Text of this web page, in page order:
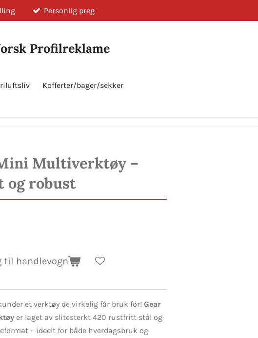
Personlig preg
Profilreklame
Kofferter/bager/sekker
Multiverktøy –
og robust
til handlevogn
et verktøy de virkelig får bruk for! Gear
er laget av slitesterkt 420 rustfritt stål og
– ideelt for både hverdagsbruk og